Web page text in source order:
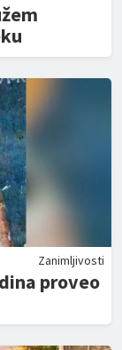
Zanimljivosti
proveo